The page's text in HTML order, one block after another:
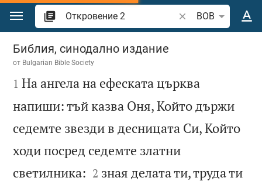
Преминете към съдържанието
Търсете стих или
BOB
Откровение 2
Библия, синодално издание
от Bulgarian Bible Society

1 На ангела на ефеската църква
напиши: тъй казва Оня, Който държи
седемте звезди в десницата Си, Който
ходи посред седемте златни
светилника: 

2 зная делата ти, труда ти